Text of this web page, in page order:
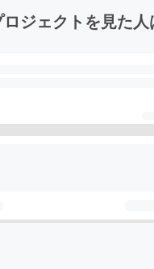
ロジェクトを見た